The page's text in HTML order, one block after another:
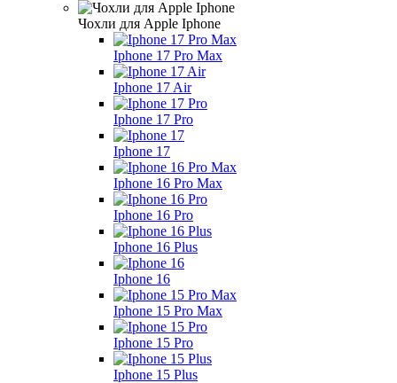
Чохли для Apple Iphone
Iphone 17 Pro Max
Iphone 17 Air
Iphone 17 Pro
Iphone 17
Iphone 16 Pro Max
Iphone 16 Pro
Iphone 16 Plus
Iphone 16
Iphone 15 Pro Max
Iphone 15 Pro
Iphone 15 Plus